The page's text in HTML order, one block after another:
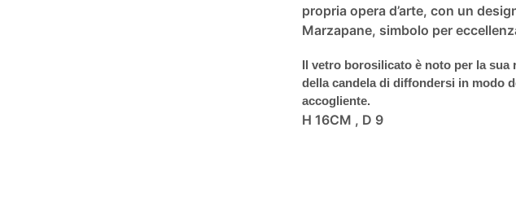
propria opera d’arte, con un
Marzapane, simbolo per
Il vetro borosilicato è noto per la sua
della candela di diffondersi in modo
accogliente.
H 16CM , D 9